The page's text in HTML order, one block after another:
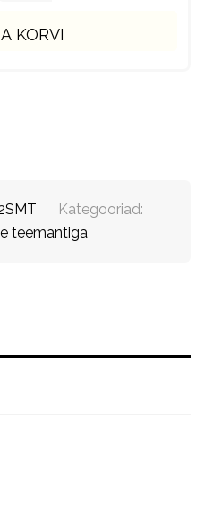
KORVI
Kategooriad:
teemantiga